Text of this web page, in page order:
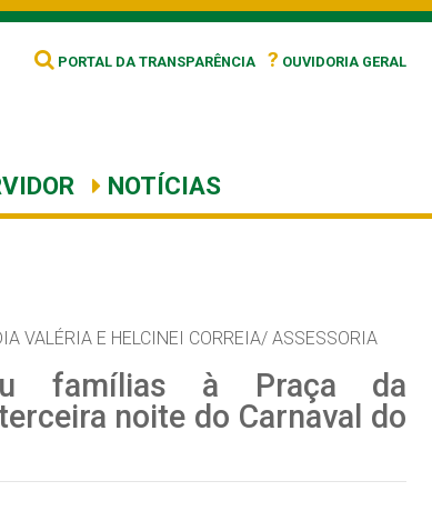
PORTAL DA TRANSPARÊNCIA ? OUVIDORIA GERAL
NOTÍCIAS
VALÉRIA E HELCINEI CORREIA/ ASSESSORIA
famílias à Praça da
noite do Carnaval do